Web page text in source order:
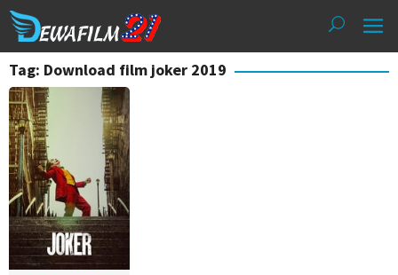
Loncat
ke
konten
Tag: Download film joker 2019